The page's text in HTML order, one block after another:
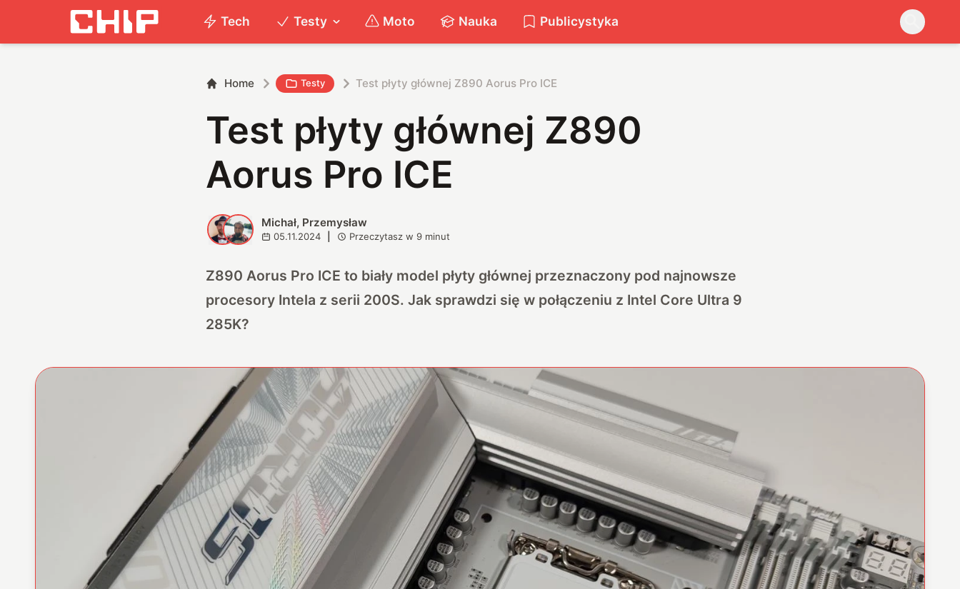
Tech Testy Moto Nauka Publicystyka
Home Testy Test płyty głównej Z890 Aorus Pro ICE
Test płyty głównej Z890
Aorus Pro ICE
M P Michał, Przemysław
05.11.2024 Przeczytasz w 9 minut
Z890 Aorus Pro ICE to biały model płyty głównej przeznaczony pod najnowsze
procesory Intela z serii 200S. Jak sprawdzi się w połączeniu z Intel Core Ultra 9
285K?